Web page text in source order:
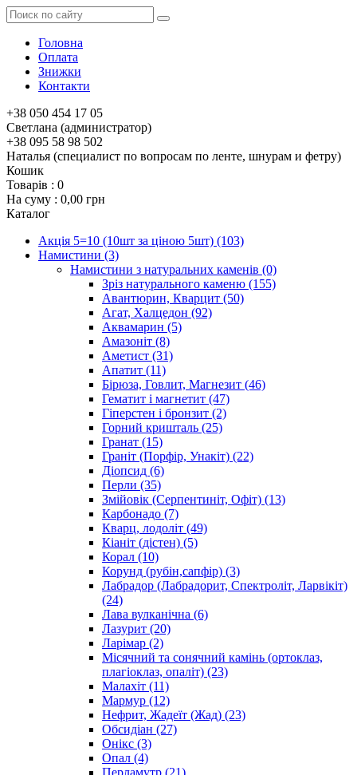
Головна
Оплата
Знижки
Контакти
+38 050 454 17 05
Светлана (администратор)
+38 095 58 98 502
Наталья (специалист по вопросам по ленте, шнурам и фетру)
Кошик
Товарів : 0
На суму : 0,00 грн
Каталог
Акція 5=10 (10шт за ціною 5шт) (103)
Намистини (3)
Намистини з натуральних каменів (0)
Зріз натурального каменю (155)
Авантюрин, Кварцит (50)
Агат, Халцедон (92)
Аквамарин (5)
Амазоніт (8)
Аметист (31)
Апатит (11)
Бірюза, Говлит, Магнезит (46)
Гематит і магнетит (47)
Гіперстен і бронзит (2)
Горний кришталь (25)
Гранат (15)
Граніт (Порфір, Унакіт) (22)
Діопсид (6)
Перли (35)
Змійовік (Серпентиніт, Офіт) (13)
Карбонадо (7)
Кварц, лодоліт (49)
Кіаніт (дістен) (5)
Корал (10)
Корунд (рубін,сапфір) (3)
Лабрадор (Лабрадорит, Спектроліт, Ларвікіт)
(24)
Лава вулканічна (6)
Лазурит (20)
Ларімар (2)
Місячний та сонячний камінь (ортоклаз,
плагіоклаз, опаліт) (23)
Малахіт (11)
Мармур (12)
Нефрит, Жадеїт (Жад) (23)
Обсидіан (27)
Онікс (3)
Опал (4)
Перламутр (21)